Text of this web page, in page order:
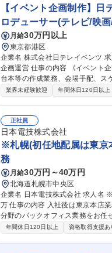
【イベント企画制作】
ロデューサー(テレビ/映
月給30万円以上
東京都港区
企業名 株式会社日テレイベンツ 求人名 【イベント企画制作】日テレグループ/番組・スポーツ・映画・ドラマ等
企画運営 仕事の内容 《イベント企画制作》プロデューサー及びディレクター業務/企画書・運営マニュアル・進行
台本等の作成業務、会場手配、ス
管理、 新規事業開発等イベントに係るあらゆる業務。 【魅力】展覧会、スポーツイベント、PRイベント、エコイ
ドラマ等企画運営
業界未経験歓迎 年間休日120日以上
正社員
日本電技株式会社
※札幌(初任地配属は東京
務
月給30万円～40万円
北海道札幌市中央区
企業名 日本電技株式会社 求人名 ※札幌(初任地配属は東京本店を予定)【支店の経理・人事・総務】平均給与1002
万 仕事の内容 入社後は東京本店業務課にて業務に慣れていただき、数年以内で札幌営業所内の人事や経理、総務
分野のバックオフィス業務をお任
ます。 支店/事業所内でのバックオフィス事務が主な業務です。 ■工事出来高請求書の作成、請求管理などの経理
関連資料の準備など、各事務業
年間休日120日以上 資格取得支援あ